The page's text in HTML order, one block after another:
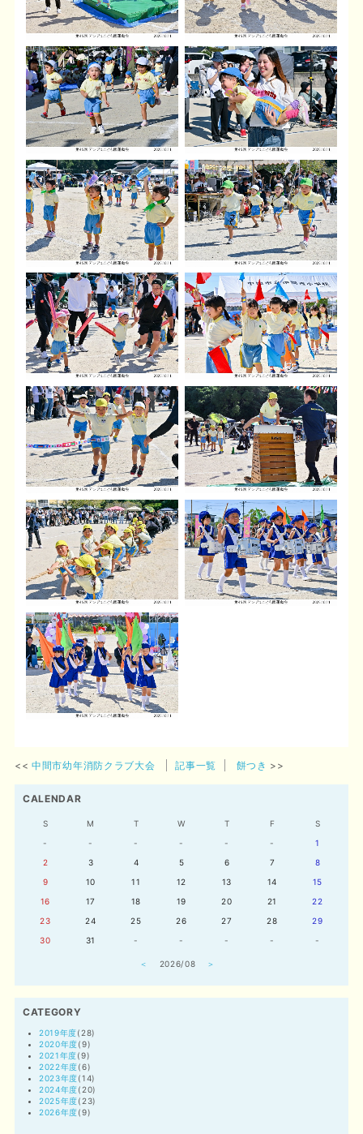
中間市幼年消防クラブ大会 記事一覧 餅つき
CALENDAR
S M T W T F
S
-
- - - - -
1
2
3 4 5 6 7
8
9
10 11 12 13 14
15
16
17 18 19 20 21
22
23
24 25 26 27 28
29
30
31 - - - - -
＜ 2026/08 ＞
CATEGORY
2019年度(28)
2020年度(9)
2021年度(9)
2022年度(6)
2023年度(14)
2024年度(20)
2025年度(23)
2026年度(9)